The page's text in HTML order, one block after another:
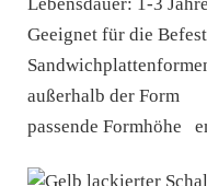
Geeignet für die
außerhalb der Form
passende Formhöhe